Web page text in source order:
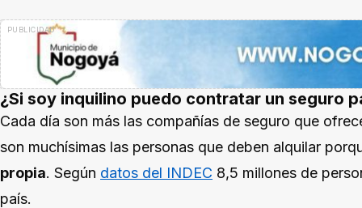
¿Si soy inquilino puedo contratar un seguro
Cada día son más las compañías de seguro que
son muchísimas las personas que deben alquilar
propia. Según datos del INDEC 8,5 millones de
país.